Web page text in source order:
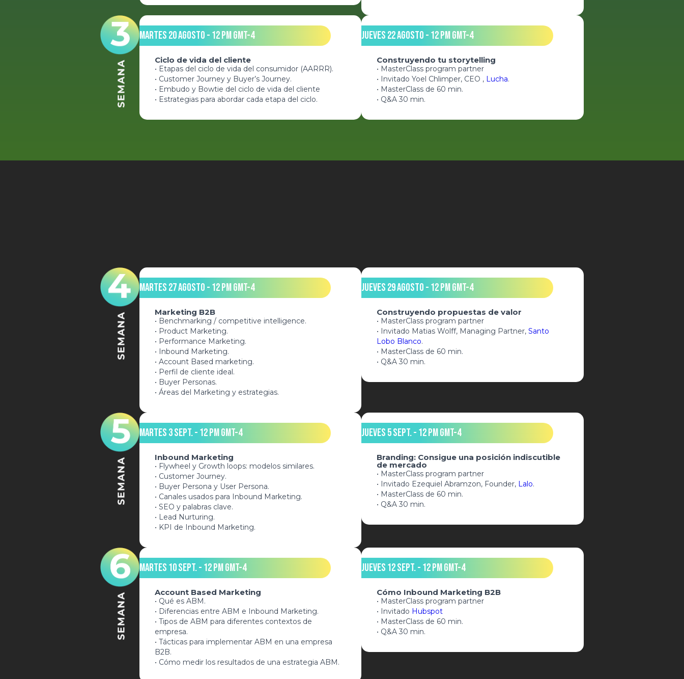
Martes 20 Agosto - 12 pm GMT-4
Ciclo de vida del cliente
• Etapas del ciclo de vida del consumidor (AARRR).
• Customer Journey y Buyer’s Journey.
• Embudo y Bowtie del ciclo de vida del cliente
• Estrategias para abordar cada etapa del ciclo.
Jueves 22 Agosto - 12 pm GMT-4
Construyendo tu storytelling
• MasterClass program partner
• Invitado Yoel Chlimper, CEO , Lucha.
• MasterClass de 60 min.
• Q&A 30 min.
Martes 27 Agosto - 12 pm GMT-4
Marketing B2B
• Benchmarking / competitive intelligence.
• Product Marketing.
• Performance Marketing.
• Inbound Marketing.
• Account Based marketing.
• Perfil de cliente ideal.
• Buyer Personas.
• Áreas del Marketing y estrategias.
Jueves 29 Agosto - 12 pm GMT-4
Construyendo propuestas de valor
• MasterClass program partner
• Invitado Matias Wolff, Managing Partner,Santo
Lobo Blanco.
• MasterClass de 60 min.
• Q&A 30 min.
Martes 3 Sept. - 12 pm GMT-4
Inbound Marketing
• Flywheel y Growth loops: modelos similares.
• Customer Journey.
• Buyer Persona y User Persona.
• Canales usados para Inbound Marketing.
• SEO y palabras clave.
• Lead Nurturing.
• KPI de Inbound Marketing.
Jueves 5 Sept. - 12 pm GMT-4
Branding: Consigue una posición indiscutible
de mercado
• MasterClass program partner
• Invitado Ezequiel Abramzon, Founder, Lalo.
• MasterClass de 60 min.
• Q&A 30 min.
Martes 10 Sept. - 12 pm GMT-4
Account Based Marketing
• Qué es ABM.
• Diferencias entre ABM e Inbound Marketing.
• Tipos de ABM para diferentes contextos de
empresa.
• Tácticas para implementar ABM en una empresa
B2B.
• Cómo medir los resultados de una estrategia ABM.
Jueves 12 SEPT. - 12 pm GMT-4
Cómo Inbound Marketing B2B
• MasterClass program partner
• Invitado Hubspot
• MasterClass de 60 min.
• Q&A 30 min.